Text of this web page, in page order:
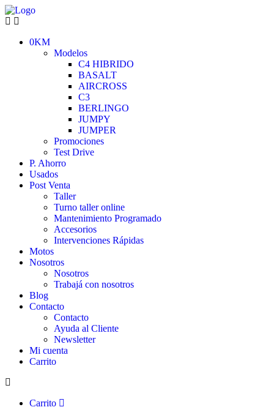
0KM
Modelos
C4 HIBRIDO
BASALT
AIRCROSS
C3
BERLINGO
JUMPY
JUMPER
Promociones
Test Drive
P. Ahorro
Usados
Post Venta
Taller
Turno taller online
Mantenimiento Programado
Accesorios
Intervenciones Rápidas
Motos
Nosotros
Nosotros
Trabajá con nosotros
Blog
Contacto
Contacto
Ayuda al Cliente
Newsletter
Mi cuenta
Carrito
Carrito